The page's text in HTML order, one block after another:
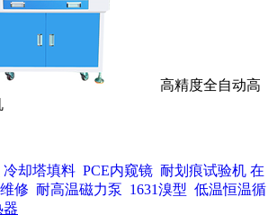
高精度全自动高
冷却塔填料 PCE内窥镜 耐划痕试验机 在
修 耐高温磁力泵 1631溴型 低温恒温循
器